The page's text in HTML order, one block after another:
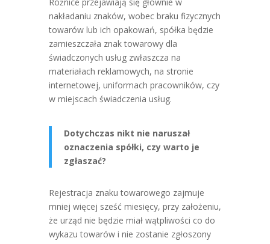
nakładaniu znaków, wobec braku fizycznych
towarów lub ich opakowań, spółka będzie
zamieszczała znak towarowy dla
świadczonych usług zwłaszcza na
materiałach reklamowych, na stronie
internetowej, uniformach pracowników, czy
w miejscach świadczenia usług.
Dotychczas nikt nie naruszał
oznaczenia spółki, czy warto je
zgłaszać?
Rejestracja znaku towarowego zajmuje
mniej więcej sześć miesięcy, przy założeniu,
że urząd nie będzie miał wątpliwości co do
wykazu towarów i nie zostanie zgłoszony